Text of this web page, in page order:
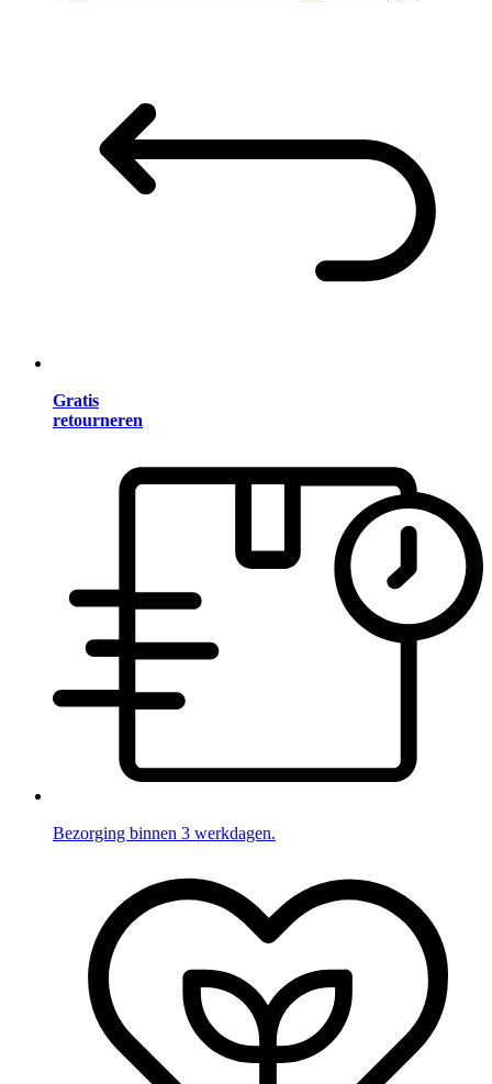
Gratis
retourneren
Bezorging binnen 3 werkdagen.